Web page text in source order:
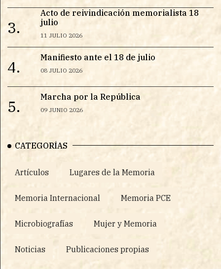
3.
Acto de reivindicación memorialista 18
julio
11 JULIO 2026
4.
Manifiesto ante el 18 de julio
08 JULIO 2026
5.
Marcha por la República
09 JUNIO 2026
CATEGORÍAS
Artículos Lugares de la Memoria
Memoria Internacional Memoria PCE
Microbiografías Mujer y Memoria
Noticias Publicaciones propias